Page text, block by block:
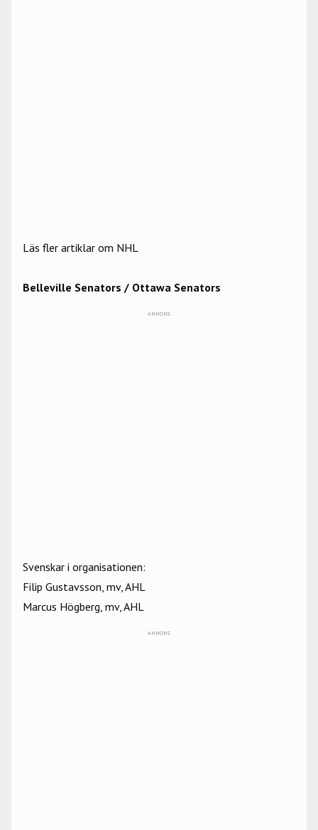
Läs fler artiklar om NHL
Belleville Senators / Ottawa Senators
ANNONS
Svenskar i organisationen:
Filip Gustavsson, mv, AHL
Marcus Högberg, mv, AHL
ANNONS